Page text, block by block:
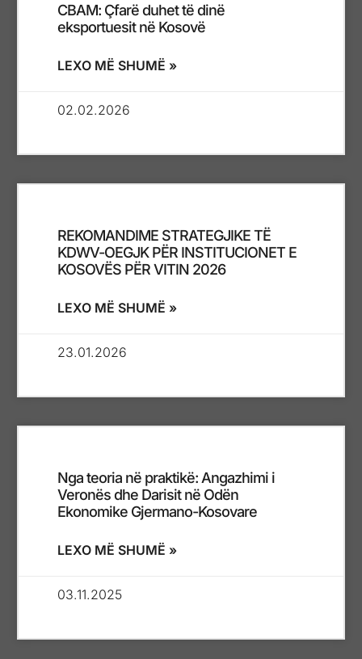
CBAM: Çfarë duhet të dinë
eksportuesit në Kosovë
LEXO MË SHUMË »
02.02.2026
REKOMANDIME STRATEGJIKE TË
KDWV-OEGJK PËR INSTITUCIONET E
KOSOVËS PËR VITIN 2026
LEXO MË SHUMË »
23.01.2026
Nga teoria në praktikë: Angazhimi i
Veronës dhe Darisit në Odën
Ekonomike Gjermano-Kosovare
LEXO MË SHUMË »
03.11.2025